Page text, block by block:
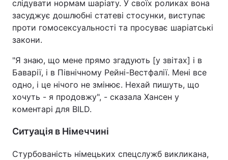
слідувати нормам шаріату. У своїх роликах вона
засуджує дошлюбні статеві стосунки, виступає
проти гомосексуальності та просуває шаріатські
закони.
"Я знаю, що мене прямо згадують [у звітах] і в
Баварії, і в Північному Рейні-Вестфалії. Мені все
одно, і це нічого не змінює. Нехай пишуть, що
хочуть - я продовжу", - сказала Хансен у
коментарі для BILD.
Ситуація в Німеччині
Стурбованість німецьких спецслужб викликана,